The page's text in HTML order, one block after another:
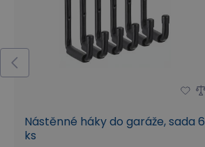
Nástěnné háky do garáže, sada 6
ks